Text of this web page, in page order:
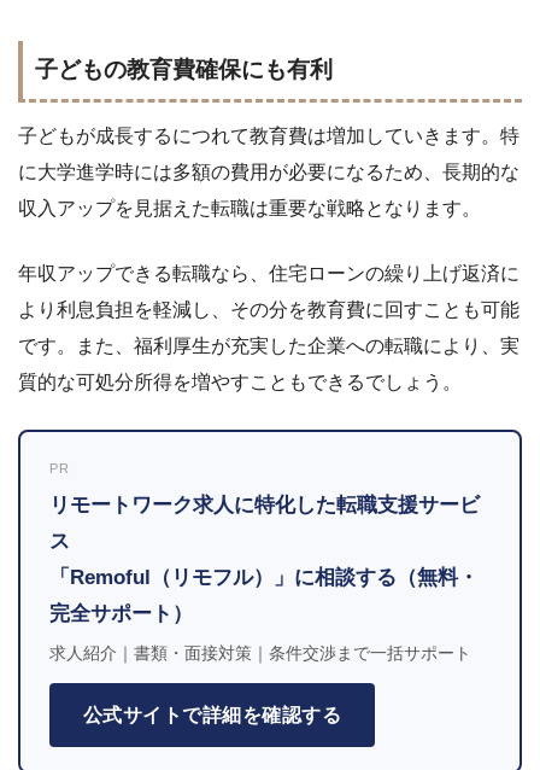
子どもの教育費確保にも有利
子どもが成長するにつれて教育費は増加していきます。特
に大学進学時には多額の費用が必要になるため、長期的な
収入アップを見据えた転職は重要な戦略となります。
年収アップできる転職なら、住宅ローンの繰り上げ返済に
より利息負担を軽減し、その分を教育費に回すことも可能
です。また、福利厚生が充実した企業への転職により、実
質的な可処分所得を増やすこともできるでしょう。
PR
リモートワーク求人に特化した転職支援サービ
ス
「Remoful（リモフル）」に相談する（無料・
完全サポート）
求人紹介｜書類・面接対策｜条件交渉まで一括サポート
公式サイトで詳細を確認する